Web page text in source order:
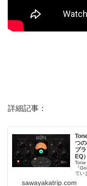
詳細記事：
つ
プ
EQ）
Tone
『
てい
して
sawayakatrip.com